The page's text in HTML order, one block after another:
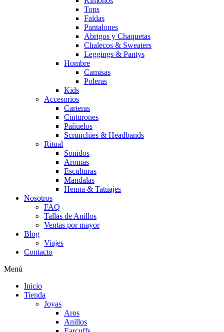
Tops
Faldas
Pantalones
Abrigos y Chaquetas
Chalecos & Sweaters
Leggings & Pantys
Hombre
Camisas
Poleras
Kids
Accesorios
Carteras
Cinturones
Pañuelos
Scrunchies & Headbands
Ritual
Sonidos
Aromas
Esculturas
Mandalas
Henna & Tatuajes
Nosotros
FAQ
Tallas de Anillos
Ventas por mayor
Blog
Viajes
Contacto
Menú
Inicio
Tienda
Joyas
Aros
Anillos